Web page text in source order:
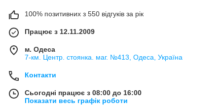
100% позитивних з 550 відгуків за рік
Працює з 12.11.2009
м. Одеса
7-км. Центр. стоянка. маг. №413, Одеса, Україна
Контакти
Сьогодні працює з 08:00 до 16:00
Показати весь графік роботи